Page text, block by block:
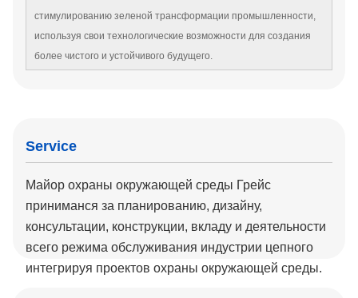
стимулированию зеленой трансформации промышленности,
используя свои технологические возможности для создания
более чистого и устойчивого будущего.
Service
Майор охраны окружающей среды Грейс
приниманся за планированию, дизайну,
консультации, конструкции, вкладу и деятельности
всего режима обслуживания индустрии цепного
интегрируя проектов охраны окружающей среды.